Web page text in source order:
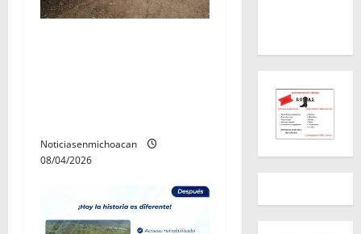
Noticiasenmichoacan
08/04/2026